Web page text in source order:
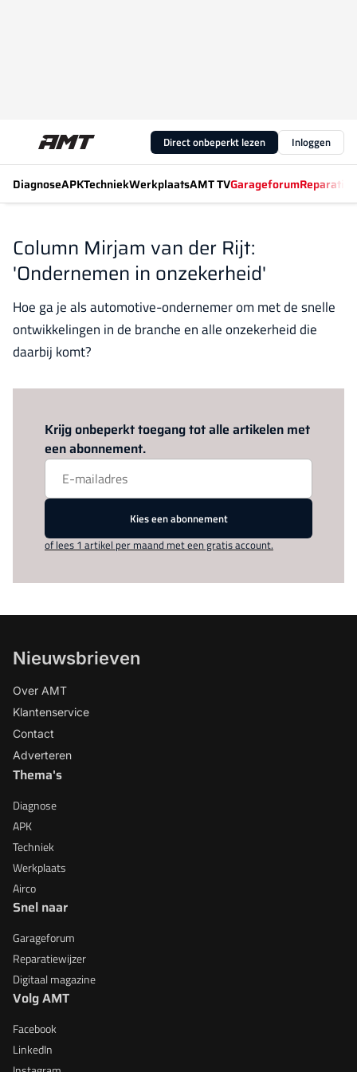
Direct onbeperkt lezen Inloggen
DiagnoseAPKTechniekWerkplaatsAMT TVGarageforum
Column Mirjam van der Rijt:
'Ondernemen in onzekerheid'
Hoe ga je als automotive-ondernemer om met de snelle
ontwikkelingen in de branche en alle onzekerheid die
daarbij komt?
Krijg onbeperkt toegang tot alle artikelen met
een abonnement.
Kies een abonnement
of lees 1 artikel per maand met een gratis account.
Nieuwsbrieven
Over AMT
Klantenservice
Contact
Adverteren
Thema's
Diagnose
APK
Techniek
Werkplaats
Airco
Snel naar
Garageforum
Reparatiewijzer
Digitaal magazine
Volg AMT
Facebook
LinkedIn